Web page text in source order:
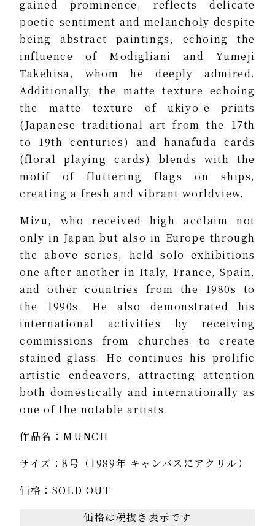
gained prominence, reflects delicate
poetic sentiment and melancholy despite
being abstract paintings, echoing the
influence of Modigliani and Yumeji
Takehisa, whom he deeply admired.
Additionally, the matte texture echoing
the matte texture of ukiyo-e prints
(Japanese traditional art from the 17th
to 19th centuries) and hanafuda cards
(floral playing cards) blends with the
motif of fluttering flags on ships,
creating a fresh and vibrant worldview.
Mizu, who received high acclaim not
only in Japan but also in Europe through
the above series, held solo exhibitions
one after another in Italy, France, Spain,
and other countries from the 1980s to
the 1990s. He also demonstrated his
international activities by receiving
commissions from churches to create
stained glass. He continues his prolific
artistic endeavors, attracting attention
both domestically and internationally as
one of the notable artists.
作品名：MUNCH
サイズ：8号（1989年 キャンバスにアクリル）
価格：SOLD OUT
価格は税抜き表示です